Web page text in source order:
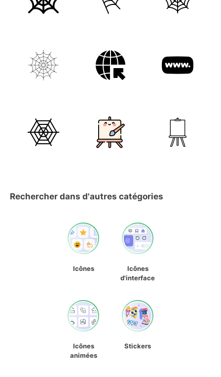
Rechercher dans d'autres catégories
Icônes
Icônes
d'interface
Icônes
animées
Stickers